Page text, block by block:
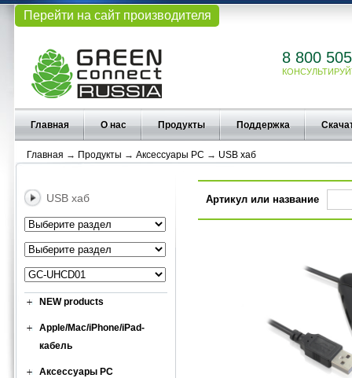
Перейти на сайт производителя
8 800
Главная О нас Продукты Поддержка
Главная → Продукты → Аксессуары PC → USB хаб
USB хаб
NEW products
Apple/Mac/iPhone/iPad-
кабель
Аксессуары PC
Артикул или название